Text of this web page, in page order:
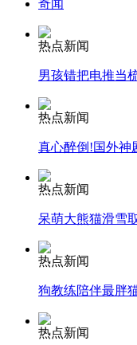
外交部：反对强
外交部：有关国
安徽一实载49人
走！跟着总书记
消防员救轻生者
奇闻
热点新闻
男孩错把电推当
热点新闻
真心醉倒!国外神
热点新闻
呆萌大熊猫滑雪
热点新闻
狗教练陪伴最胖
热点新闻